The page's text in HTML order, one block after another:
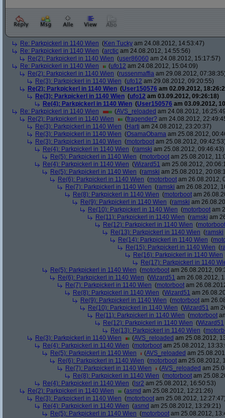
Re: Parkpickerl in 1140 Wien (Ken Tucky am 24.08.2012, 14:53:47)
Re: Parkpickerl in 1140 Wien (arctic am 24.08.2012, 14:55:56)
Re(2): Parkpickerl in 1140 Wien (user86060 am 24.08.2012, 15:17:57)
Re: Parkpickerl in 1140 Wien
(ufo12 am 24.08.2012, 15:04:09)
Re(2): Parkpickerl in 1140 Wien (russenmaffia am 29.08.2012,
Re(3): Parkpickerl in 1140 Wien (ufo12 am 29.08.2012, 09:20:55)
Re(2): Parkpickerl in 1140 Wien (User150576 am 02.09.2012,
Re(3): Parkpickerl in 1140 Wien (ufo12 am 03.09.2012, 09:26:18)
Re(4): Parkpickerl in 1140 Wien (User150576 am 03.09.2012,
Re: Parkpickerl in 1140 Wien
(AVS_reloaded am 24.08.2012,
Re(2): Parkpickerl in 1140 Wien
(fragender? am 24.08.2012,
Re(3): Parkpickerl in 1140 Wien (Harti am 24.08.2012, 23:20:37)
Re(3): Parkpickerl in 1140 Wien (OsamaObama am 25.08.2012,
Re(3): Parkpickerl in 1140 Wien (motorboot am 25.08.2012,
Re(4): Parkpickerl in 1140 Wien (ramski am 25.08.2012, 09:46:43)
Re(5): Parkpickerl in 1140 Wien (motorboot am 25.08.2012,
Re(4): Parkpickerl in 1140 Wien (Wizard51 am 25.08.2012,
Re(5): Parkpickerl in 1140 Wien (ramski am 25.08.2012,
Re(6): Parkpickerl in 1140 Wien (motorboot am 26.08.2012,
Re(7): Parkpickerl in 1140 Wien (ramski am 26.08.2012,
Re(8): Parkpickerl in 1140 Wien (motorboot am
Re(9): Parkpickerl in 1140 Wien (ramski am
Re(10): Parkpickerl in 1140 Wien (motorboot am
Re(11): Parkpickerl in 1140 Wien (ramski am
Re(12): Parkpickerl in 1140 Wien (motorboot
Re(13): Parkpickerl in 1140 Wien (ramski
Re(14): Parkpickerl in 1140 Wien (
Re(15): Parkpickerl in 1140 Wien (
Re(16): Parkpickerl in 1140 Wien
Re(17): Parkpickerl in 1140
Re(5): Parkpickerl in 1140 Wien (motorboot am 26.08.2012,
Re(6): Parkpickerl in 1140 Wien (Wizard51 am 26.08.2012,
Re(7): Parkpickerl in 1140 Wien (motorboot am
Re(8): Parkpickerl in 1140 Wien (Wizard51 am
Re(9): Parkpickerl in 1140 Wien (motorboot am
Re(10): Parkpickerl in 1140 Wien (Wizard51 am
Re(11): Parkpickerl in 1140 Wien (motorboot
Re(12): Parkpickerl in 1140 Wien (Wizard51
Re(13): Parkpickerl in 1140 Wien (
Re(3): Parkpickerl in 1140 Wien
(AVS_reloaded am 25.08.2012,
Re(4): Parkpickerl in 1140 Wien (motorboot am 25.08.2012,
Re(5): Parkpickerl in 1140 Wien
(AVS_reloaded am
Re(6): Parkpickerl in 1140 Wien (motorboot am 25.08.2012,
Re(7): Parkpickerl in 1140 Wien
(AVS_reloaded am
Re(8): Parkpickerl in 1140 Wien (motorboot am
Re(4): Parkpickerl in 1140 Wien ( lsr2 am 25.08.2012, 16:50:53)
Re(2): Parkpickerl in 1140 Wien
(asmd am 25.08.2012, 12:21:26)
Re(3): Parkpickerl in 1140 Wien (motorboot am 25.08.2012,
Re(4): Parkpickerl in 1140 Wien (asmd am 25.08.2012, 13:29:21)
Re(5): Parkpickerl in 1140 Wien (motorboot am 25.08.2012,